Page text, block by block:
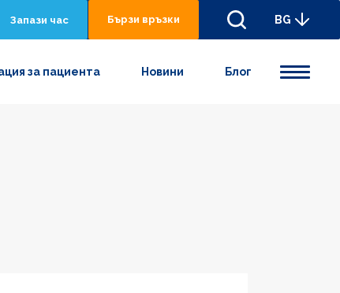
Запази час Бързи връзки BG
за пациента Новини Блог